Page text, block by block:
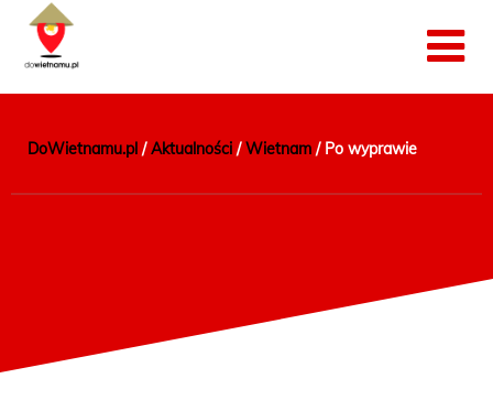
DoWietnamu.pl /Aktualności /Wietnam / Po wyprawie